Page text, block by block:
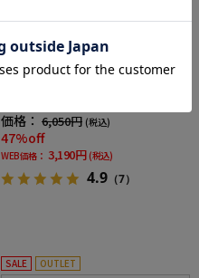
全1色
ャツ春夏
価格： 6,050円 (税込)
47%off
WEB価格： 3,190円 (税込)
4.9 （7）
SALE OUTLET